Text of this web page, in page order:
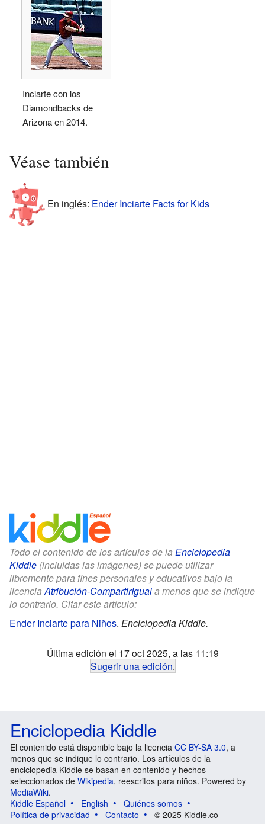
Inciarte con los
Diamondbacks de
Arizona en 2014.
Véase también
En inglés: Ender Inciarte Facts for Kids
Todo el contenido de los artículos de la Enciclopedia
Kiddle (incluidas las imágenes) se puede utilizar
libremente para fines personales y educativos bajo la
licenciaAtribución-CompartirIguala menos que se indique
lo contrario. Citar este artículo:
Ender Inciarte para Niños. Enciclopedia Kiddle.
Última edición el 17 oct 2025, a las 11:19
Sugerir una edición.
Enciclopedia Kiddle
El contenido está disponible bajo la licencia CC BY-SA 3.0, a
menos que se indique lo contrario. Los artículos de la
enciclopedia Kiddle se basan en contenido y hechos
seleccionados de Wikipedia, reescritos para niños. Powered by
MediaWiki.
Kiddle Español
English
Quiénes somos
Política de privacidad
Contacto © 2025 Kiddle.co